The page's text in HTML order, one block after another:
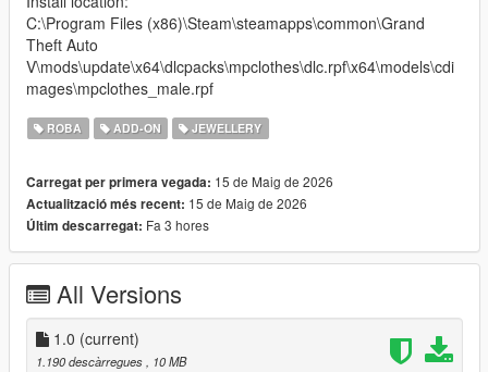
C:\Program Files (x86)\Steam\steamapps\common\Grand
Theft Auto
V\mods\update\x64\dlcpacks\mpclothes\dlc.rpf\x64\models\cdi
mages\mpclothes_male.rpf
ROBA ADD-ON JEWELLERY
Carregat per primera vegada: 15 de Maig de 2026
Actualització més recent: 15 de Maig de 2026
Últim descarregat: Fa 3 hores
All Versions
1.0 (current)
1.190 descàrregues, 10 MB